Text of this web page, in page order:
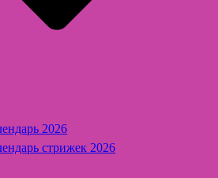
2026
стрижек 2026